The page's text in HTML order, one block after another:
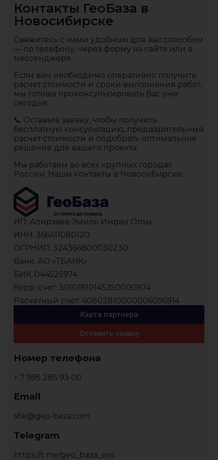
Контакты ГеоБаза в
Новосибирске
Свяжитесь с нами удобным для вас способом
— по телефону, через форму на сайте или в
мессенджере.
Если вам необходимо оперативно получить
расчет стоимости и сроки выполнения работ,
мы готовы проконсультировать Вас уже
сегодня.
📞 Оставьте заявку, чтобы получить
бесплатную консультацию, предварительный
расчет стоимости и подобрать оптимальное
решение для вашего проекта.
Мы работаем во всех крупных городах
России. Наши контакты в Новосибирске:
Номер телефона
+ 7 995 285 93 00
Email
site@geo-baza.com
Telegram
https://t.me/geo_baza_ovs
ИП: Алирзаев Эмиль Имран Оглы
ИНН: 366411080120
ОГРНИП: 324366800030230
Банк: АО «ТБАНК»
БИК: 044525974
Корр. счет: 30101810145250000974
Расчетный счет: 40802810000006096914
Карта партнера
Оставить заявку